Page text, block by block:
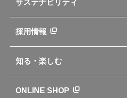
アパレル小物
新製品一覧
カタログ
企業理念
会社概要
ニュース
世界のサーモス
サーモスの歴史
サステナビリティ
採用情報
知る・楽しむ
クラブサーモス
ONLINE SHOP